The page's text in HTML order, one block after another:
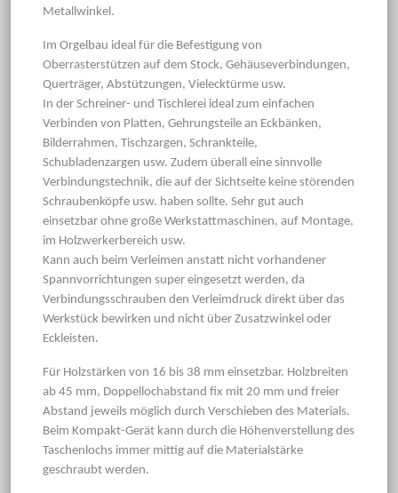
Metallwinkel.
Im Orgelbau ideal für die Befestigung von
Oberrasterstützen auf dem Stock, Gehäuseverbindungen,
Querträger, Abstützungen, Vielecktürme usw.
In der Schreiner- und Tischlerei ideal zum einfachen
Verbinden von Platten, Gehrungsteile an Eckbänken,
Bilderrahmen, Tischzargen, Schrankteile,
Schubladenzargen usw. Zudem überall eine sinnvolle
Verbindungstechnik, die auf der Sichtseite keine störenden
Schraubenköpfe usw. haben sollte. Sehr gut auch
einsetzbar ohne große Werkstattmaschinen, auf Montage,
im Holzwerkerbereich usw.
Kann auch beim Verleimen anstatt nicht vorhandener
Spannvorrichtungen super eingesetzt werden, da
Verbindungsschrauben den Verleimdruck direkt über das
Werkstück bewirken und nicht über Zusatzwinkel oder
Eckleisten.
Für Holzstärken von 16 bis 38 mm einsetzbar. Holzbreiten
ab 45 mm, Doppellochabstand fix mit 20 mm und freier
Abstand jeweils möglich durch Verschieben des Materials.
Beim Kompakt-Gerät kann durch die Höhenverstellung des
Taschenlochs immer mittig auf die Materialstärke
geschraubt werden.